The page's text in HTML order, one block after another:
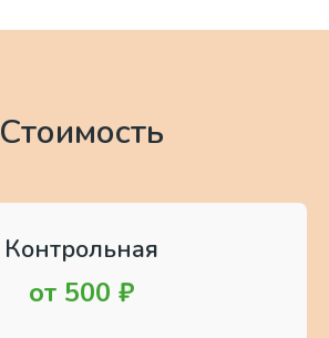
Стоимость
Контрольная
от 500 ₽